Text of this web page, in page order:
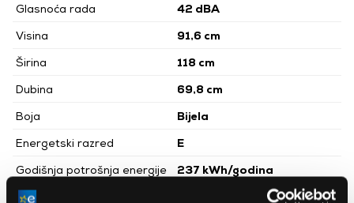
Glasnoća rada
42 dBA
Visina
91,6 cm
Širina
118 cm
Dubina
69,8 cm
Boja
Bijela
Energetski razred
E
Godišnja potrošnja energije
237 kWh/godina
Vrsta hladnjaka
Škrinja za zamrzavanje